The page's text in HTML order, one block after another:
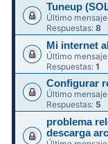
Tuneup
Último
Respuestas:8
Mi internet
Último
Respuestas:1
Configurar
Último
Respuestas: 5
problema
descarga